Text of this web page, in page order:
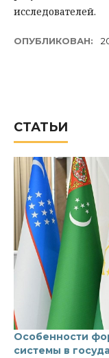
исследователей.
ОПУБЛИКОВАН:
СТАТЬИ
Особенности
системы в